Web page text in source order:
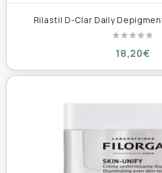
Rilastil D-Clar Daily
18,20€